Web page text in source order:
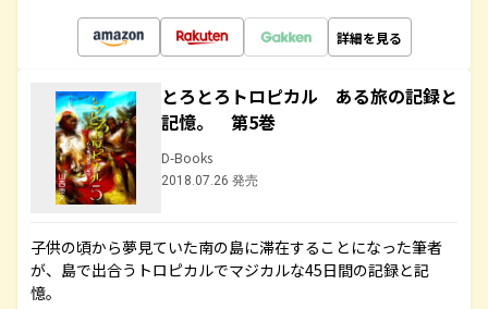
詳細を見る
とろとろトロピカル ある旅の記録と
記憶。 第5巻
D-Books
2018.07.26 発売
子供の頃から夢見ていた南の島に滞在することになった筆者
が、島で出合うトロピカルでマジカルな45日間の記録と記
憶。